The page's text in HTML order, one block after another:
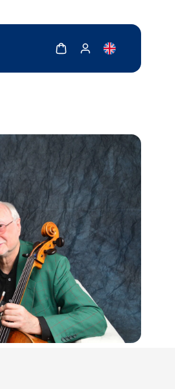
Zobrazit košíkZobrazit můj účet